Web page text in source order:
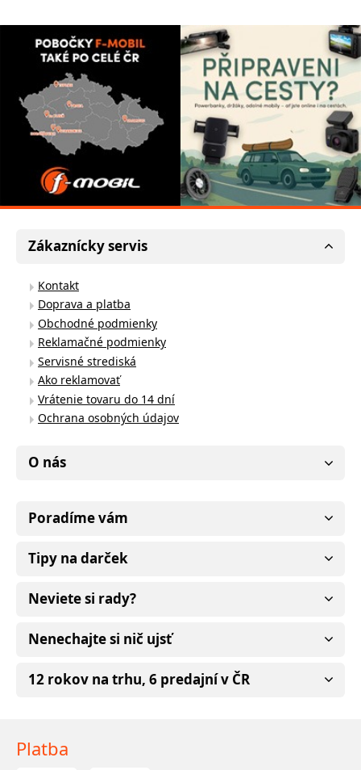
Zákaznícky servis
Kontakt
Doprava a platba
Obchodné podmienky
Reklamačné podmienky
Servisné strediská
Ako reklamovať
Vrátenie tovaru do 14 dní
Ochrana osobných údajov
O nás
Poradíme vám
Tipy na darček
Neviete si rady?
Nenechajte si nič ujsť
12 rokov na trhu, 6 predajní v ČR
Platba